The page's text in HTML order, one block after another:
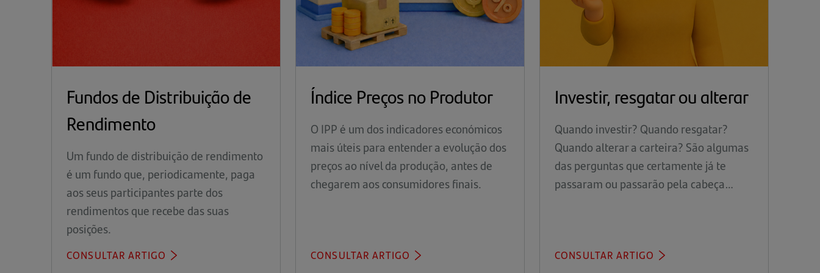
Fundos de Distribuição de
Rendimento
Um fundo de distribuição de rendimento
é um fundo que, periodicamente, paga
aos seus participantes parte dos
rendimentos que recebe das suas
posições.
CONSULTAR ARTIGO
Índice Preços no Produtor
O IPP é um dos indicadores económicos
mais úteis para entender a evolução dos
preços ao nível da produção, antes de
chegarem aos consumidores finais.
CONSULTAR ARTIGO
Investir, resgatar ou alterar
Quando investir? Quando resgatar?
Quando alterar a carteira? São algumas
das perguntas que certamente já te
passaram ou passarão pela cabeça…
CONSULTAR ARTIGO